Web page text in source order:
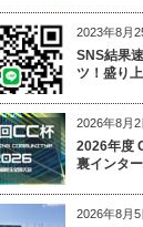
2023年8月
SNS結果
ツ！盛り
2026年8月2
2026年度
裏インタ
2026年8月5